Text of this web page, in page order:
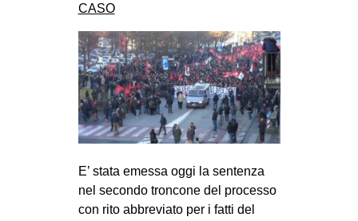
CASO
E’ stata emessa oggi la sentenza
nel secondo troncone del processo
con rito abbreviato per i fatti del